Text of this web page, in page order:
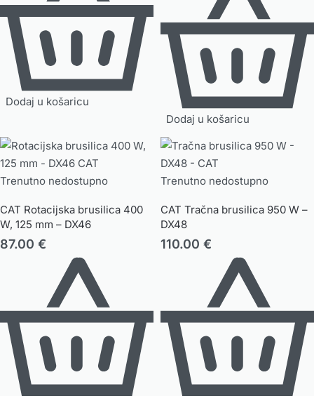
Dodaj u košaricu
Dodaj u košaricu
Trenutno nedostupno
CAT Rotacijska brusilica 400
W, 125 mm – DX46
87.00 €
Trenutno nedostupno
CAT Tračna brusilica 950 W –
DX48
110.00 €